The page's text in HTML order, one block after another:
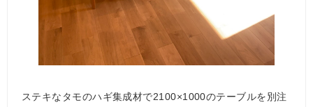
ステキなタモのハギ集成材で2100×1000のテーブルを別注